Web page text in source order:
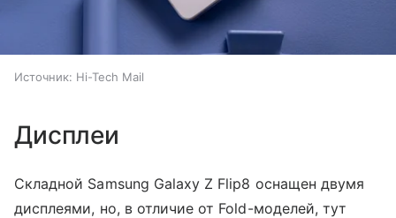
Источник: Hi-Tech Mail
Дисплеи
Складной Samsung Galaxy Z Flip8 оснащен двумя
дисплеями, но, в отличие от Fold-моделей, тут